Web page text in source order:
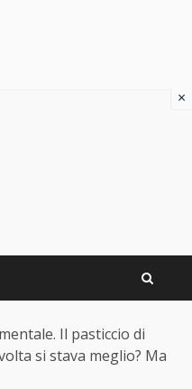
Il pasticcio di
si stava meglio? Ma
×